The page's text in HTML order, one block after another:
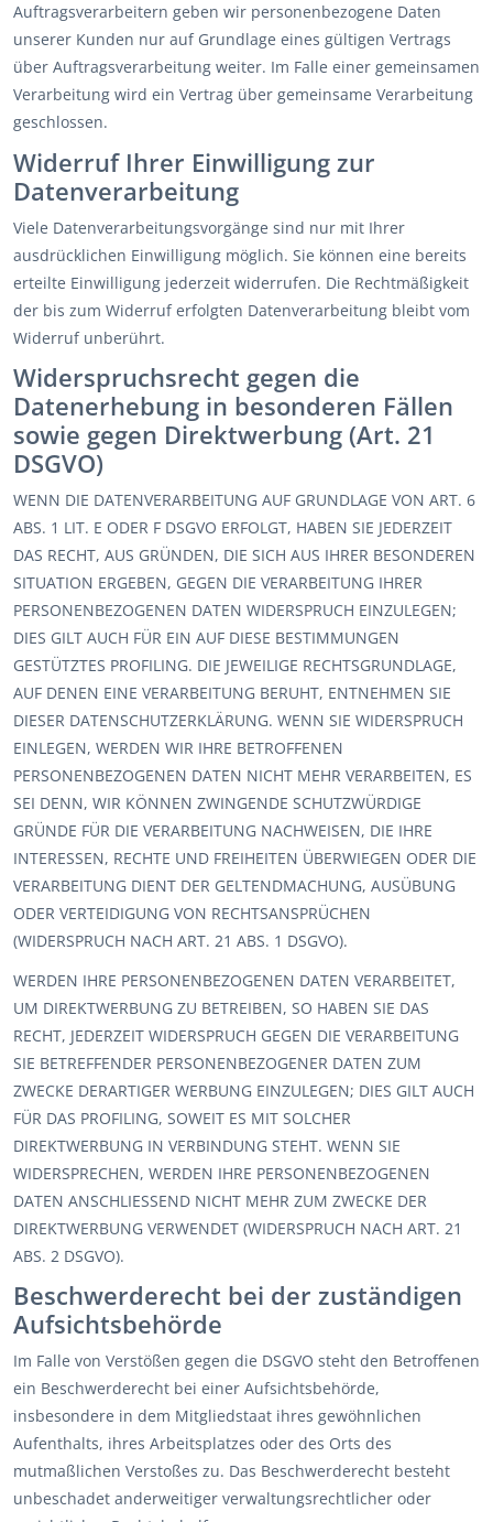
Auftragsverarbeitern geben wir personenbezogene Daten
unserer Kunden nur auf Grundlage eines gültigen Vertrags
über Auftragsverarbeitung weiter. Im Falle einer gemeinsamen
Verarbeitung wird ein Vertrag über gemeinsame Verarbeitung
geschlossen.
Widerruf Ihrer Einwilligung zur
Datenverarbeitung
Viele Datenverarbeitungsvorgänge sind nur mit Ihrer
ausdrücklichen Einwilligung möglich. Sie können eine bereits
erteilte Einwilligung jederzeit widerrufen. Die Rechtmäßigkeit
der bis zum Widerruf erfolgten Datenverarbeitung bleibt vom
Widerruf unberührt.
Widerspruchsrecht gegen die
Datenerhebung in besonderen Fällen
sowie gegen Direktwerbung (Art. 21
DSGVO)
WENN DIE DATENVERARBEITUNG AUF GRUNDLAGE VON ART. 6
ABS. 1 LIT. E ODER F DSGVO ERFOLGT, HABEN SIE JEDERZEIT
DAS RECHT, AUS GRÜNDEN, DIE SICH AUS IHRER BESONDEREN
SITUATION ERGEBEN, GEGEN DIE VERARBEITUNG IHRER
PERSONENBEZOGENEN DATEN WIDERSPRUCH EINZULEGEN;
DIES GILT AUCH FÜR EIN AUF DIESE BESTIMMUNGEN
GESTÜTZTES PROFILING. DIE JEWEILIGE RECHTSGRUNDLAGE,
AUF DENEN EINE VERARBEITUNG BERUHT, ENTNEHMEN SIE
DIESER DATENSCHUTZERKLÄRUNG. WENN SIE WIDERSPRUCH
EINLEGEN, WERDEN WIR IHRE BETROFFENEN
PERSONENBEZOGENEN DATEN NICHT MEHR VERARBEITEN, ES
SEI DENN, WIR KÖNNEN ZWINGENDE SCHUTZWÜRDIGE
GRÜNDE FÜR DIE VERARBEITUNG NACHWEISEN, DIE IHRE
INTERESSEN, RECHTE UND FREIHEITEN ÜBERWIEGEN ODER DIE
VERARBEITUNG DIENT DER GELTENDMACHUNG, AUSÜBUNG
ODER VERTEIDIGUNG VON RECHTSANSPRÜCHEN
(WIDERSPRUCH NACH ART. 21 ABS. 1 DSGVO).
WERDEN IHRE PERSONENBEZOGENEN DATEN VERARBEITET,
UM DIREKTWERBUNG ZU BETREIBEN, SO HABEN SIE DAS
RECHT, JEDERZEIT WIDERSPRUCH GEGEN DIE VERARBEITUNG
SIE BETREFFENDER PERSONENBEZOGENER DATEN ZUM
ZWECKE DERARTIGER WERBUNG EINZULEGEN; DIES GILT AUCH
FÜR DAS PROFILING, SOWEIT ES MIT SOLCHER
DIREKTWERBUNG IN VERBINDUNG STEHT. WENN SIE
WIDERSPRECHEN, WERDEN IHRE PERSONENBEZOGENEN
DATEN ANSCHLIESSEND NICHT MEHR ZUM ZWECKE DER
DIREKTWERBUNG VERWENDET (WIDERSPRUCH NACH ART. 21
ABS. 2 DSGVO).
Beschwerde­recht bei der zuständigen
Aufsichts­behörde
Im Falle von Verstößen gegen die DSGVO steht den Betroffenen
ein Beschwerderecht bei einer Aufsichtsbehörde,
insbesondere in dem Mitgliedstaat ihres gewöhnlichen
Aufenthalts, ihres Arbeitsplatzes oder des Orts des
mutmaßlichen Verstoßes zu. Das Beschwerderecht besteht
unbeschadet anderweitiger verwaltungsrechtlicher oder